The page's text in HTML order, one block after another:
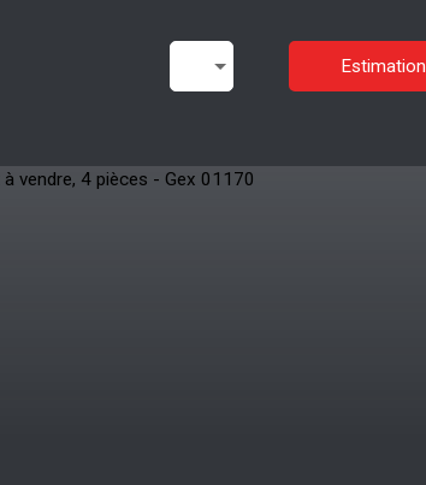
Estimation